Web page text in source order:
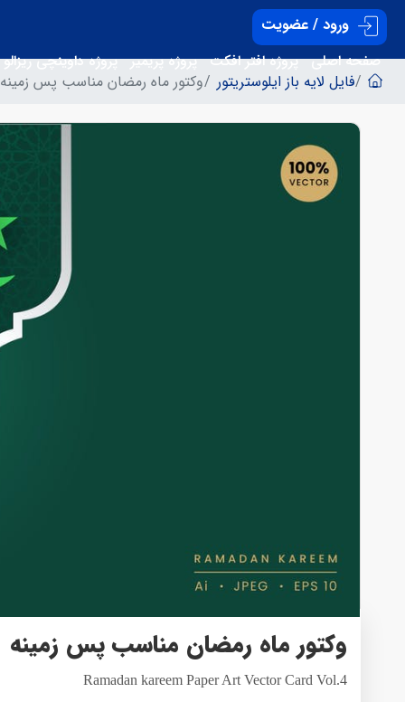
ورود / عضویت
صفحه اصلی پروژه افتر افکت پروژه پریمیر پروژه داوینچی ریزالو
فایل لایه باز ایلوستریتور
وکتور ماه رمضان مناسب پس زمینه
وکتور ماه رمضان مناسب پس زمینه
Ramadan kareem Paper Art Vector Card Vol.4